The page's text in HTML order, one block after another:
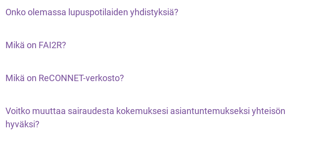
Onko olemassa lupuspotilaiden yhdistyksiä?
Mikä on FAI2R?
Mikä on ReCONNET-verkosto?
Voitko muuttaa sairaudesta kokemuksesi asiantuntemukseksi yhteisön
hyväksi?